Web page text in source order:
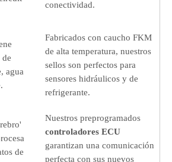
conectividad.
de
agua
Fabricados con caucho FKM
de alta temperatura, nuestros
sellos son perfectos para
sensores hidráulicos y de
refrigerante.
de
Nuestros preprogramados
controladores ECU
garantizan una comunicación
perfecta con sus nuevos